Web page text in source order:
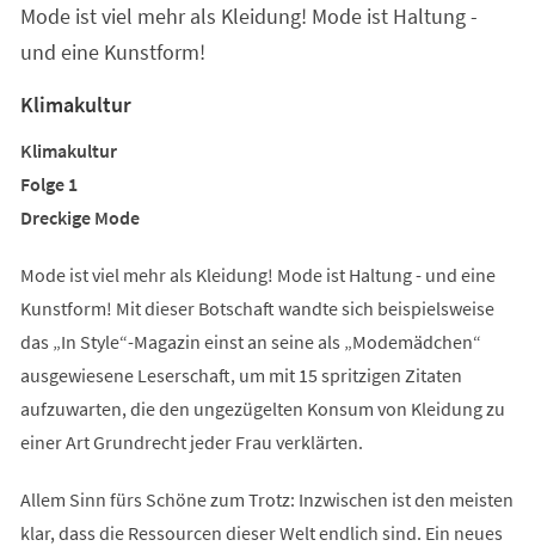
Mode ist viel mehr als Kleidung! Mode ist Haltung -
und eine Kunstform!
Klimakultur
Klimakultur
Folge 1
Dreckige Mode
Mode ist viel mehr als Kleidung! Mode ist Haltung - und eine
Kunstform! Mit dieser Botschaft wandte sich beispielsweise
das „In Style“-Magazin einst an seine als „Modemädchen“
ausgewiesene Leserschaft, um mit 15 spritzigen Zitaten
aufzuwarten, die den ungezügelten Konsum von Kleidung zu
einer Art Grundrecht jeder Frau verklärten.
Allem Sinn fürs Schöne zum Trotz: Inzwischen ist den meisten
klar, dass die Ressourcen dieser Welt endlich sind. Ein neues